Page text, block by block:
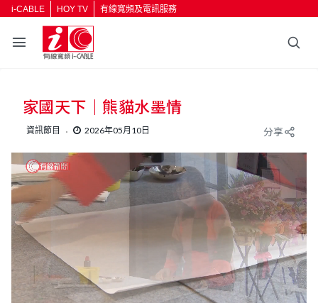
i-CABLE HOY TV 有線寬頻及電訊服務
返回
按輸入鍵開始搜尋
家國天下｜熊貓水墨情
資訊節目 2026年05月10日 分享